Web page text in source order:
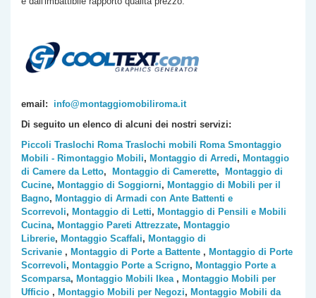
email: info@montaggiomobiliroma.it
Di seguito un elenco di alcuni dei nostri servizi:
Piccoli Traslochi Roma Traslochi mobili Roma Smontaggio
Mobili - Rimontaggio Mobili, Montaggio di Arredi, Montaggio
di Camere da Letto, Montaggio di Camerette,
Montaggio di
Cucine, Montaggio di Soggiorni, Montaggio di Mobili per il
Bagno, Montaggio di Armadi con Ante Battenti e
Scorrevoli, Montaggio di Letti, Montaggio di Pensili e Mobili
Cucina, Montaggio Pareti Attrezzate, Montaggio
Librerie, Montaggio Scaffali, Montaggio di
Scrivanie , Montaggio di Porte a Battente , Montaggio di Porte
Scorrevoli, Montaggio Porte a Scrigno, Montaggio Porte a
Scomparsa, Montaggio Mobili Ikea, Montaggio Mobili per
Ufficio , Montaggio Mobili per Negozi, Montaggio Mobili da